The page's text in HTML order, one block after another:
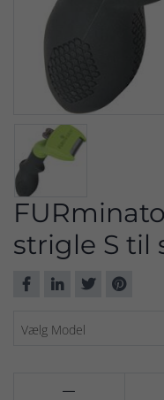
strigle S til
